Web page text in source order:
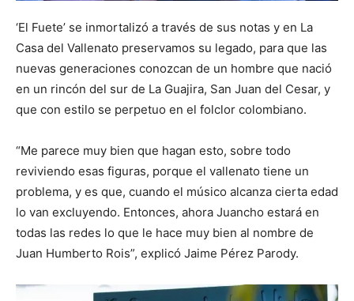
‘El Fuete’ se inmortalizó a través de sus notas y en La
Casa del Vallenato preservamos su legado, para que las
nuevas generaciones conozcan de un hombre que nació
en un rincón del sur de La Guajira, San Juan del Cesar, y
que con estilo se perpetuo en el folclor colombiano.
“Me parece muy bien que hagan esto, sobre todo
reviviendo esas figuras, porque el vallenato tiene un
problema, y es que, cuando el músico alcanza cierta edad
lo van excluyendo. Entonces, ahora Juancho estará en
todas las redes lo que le hace muy bien al nombre de
Juan Humberto Rois”, explicó Jaime Pérez Parody.